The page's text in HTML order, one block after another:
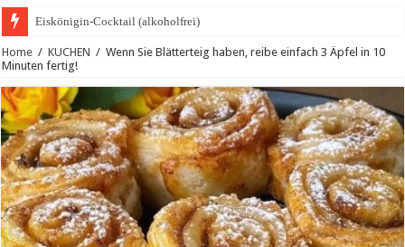
Eiskönigin-Cocktail (alkoholfrei)
Home / KUCHEN / Wenn Sie Blätterteig haben, reibe einfach 3 Äpfel in 10
Minuten fertig!